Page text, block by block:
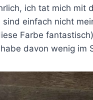
ich tat mich
einfach nicht
Farbe
davon wenig im